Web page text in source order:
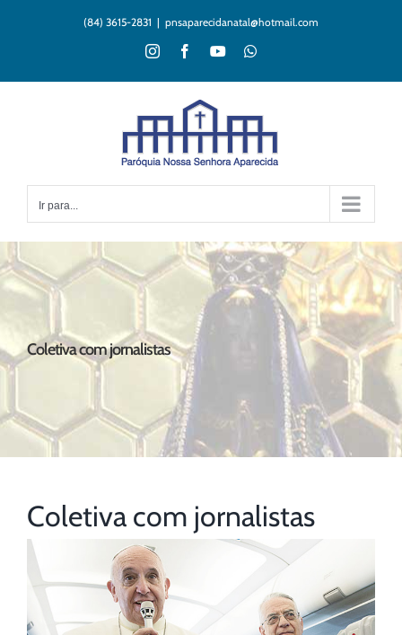
(84) 3615-2831 | pnsaparecidanatal@hotmail.com
InstagramFacebookYouTubeWhatsApp
Ir para...
Coletiva com jornalistas
Coletiva com jornalistas